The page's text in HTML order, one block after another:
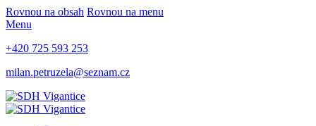
Rovnou na obsah Rovnou na menu
Menu
+420 725 593 253
milan.petruzela@seznam.cz